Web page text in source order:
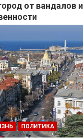
от вандалов и
ПОЛИТИКА